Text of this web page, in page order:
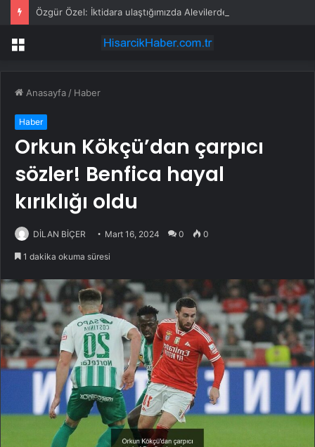
Menü
Anasayfa / Haber
Haber
Orkun Kökçü’dan çarpıcı
sözler! Benfica hayal
kırıklığı oldu
DİLAN BİÇER Mart 16, 2024 0 0
1 dakika okuma süresi